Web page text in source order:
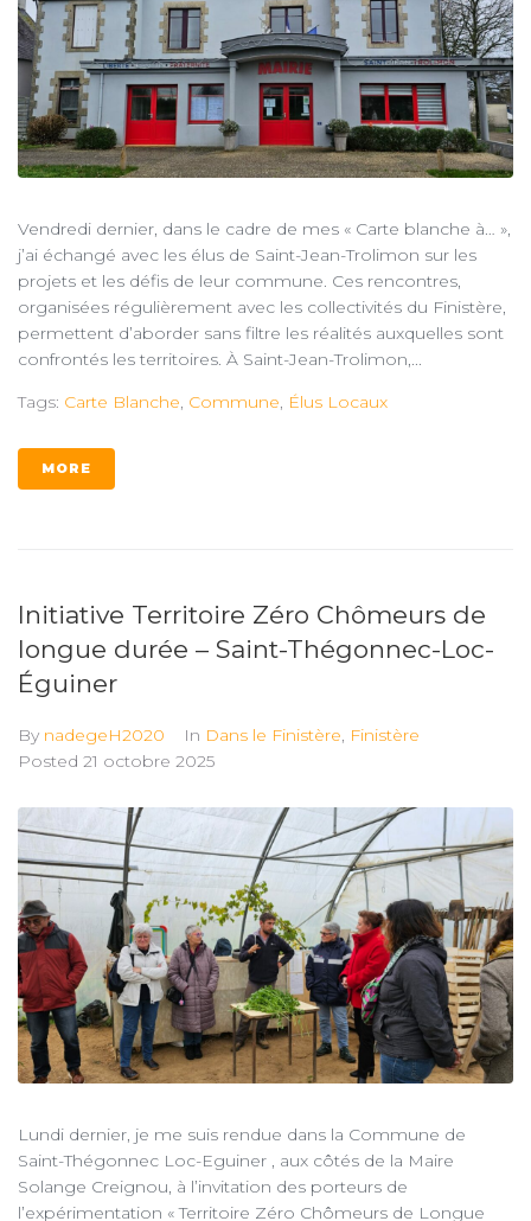
Vendredi dernier, dans le cadre de mes « Carte blanche à… »,
j’ai échangé avec les élus de Saint-Jean-Trolimon sur les
projets et les défis de leur commune. Ces rencontres,
organisées régulièrement avec les collectivités du Finistère,
permettent d’aborder sans filtre les réalités auxquelles sont
confrontés les territoires. À Saint-Jean-Trolimon,...
Tags: Carte Blanche, Commune, Élus Locaux
MORE
Initiative Territoire Zéro Chômeurs de
longue durée – Saint-Thégonnec-Loc-
Éguiner
By nadegeH2020 In Dans le Finistère, Finistère
Posted 21 octobre 2025
Lundi dernier, je me suis rendue dans la Commune de
Saint-Thégonnec Loc-Eguiner , aux côtés de la Maire
Solange Creignou, à l’invitation des porteurs de
l’expérimentation « Territoire Zéro Chômeurs de Longue